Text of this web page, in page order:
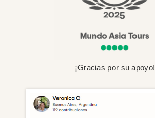
¡Gracias por su apoyo!